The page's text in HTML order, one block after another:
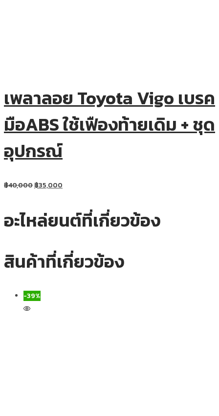
เพลาลอย Toyota Vigo เบรค
มือABS ใช้เฟืองท้ายเดิม + ชุด
อุปกรณ์
฿40,000฿35,000
อะไหล่ยนต์ที่เกี่ยวข้อง
สินค้าที่เกี่ยวข้อง
-39%